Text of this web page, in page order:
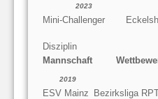
2023
Mini-Challenger
Disziplin
Mannschaft
2019
ESV Mainz Bezirksliga